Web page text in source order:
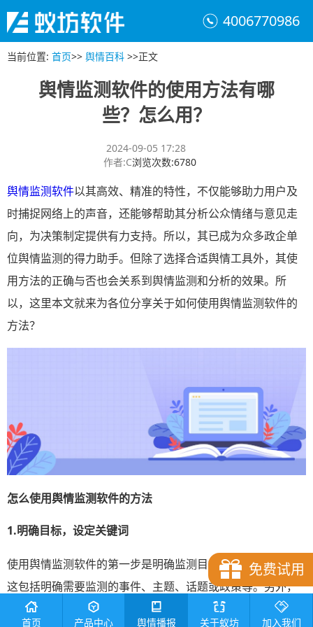
4006770986
当前位置: 首页>> 舆情百科 >>正文
舆情监测软件的使用方法有哪
些？怎么用？
2024-09-05 17:28
作者:C浏览次数:6780
舆情监测软件以其高效、精准的特性，不仅能够助力用户及
时捕捉网络上的声音，还能够帮助其分析公众情绪与意见走
向，为决策制定提供有力支持。所以，其已成为众多政企单
位舆情监测的得力助手。但除了选择合适舆情工具外，其使
用方法的正确与否也会关系到舆情监测和分析的效果。所
以，这里本文就来为各位分享关于如何使用舆情监测软件的
方法？
怎么使用舆情监测软件的方法
1.明确目标，设定关键词
使用舆情监测软件的第一步是明确监测目标和设定关键词。
这包括明确需要监测的事件、主题、话题或政策等。另外，
我们可以根据监测主题，选择相关的关键词和短语。为了提
免费试用
首页 产品中心 舆情播报 关于蚁坊 加入我们